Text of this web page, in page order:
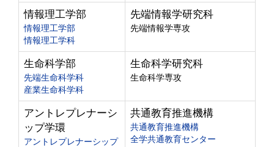
情報理工学部
情報理工学部
情報理工学科
先端情報学研究科
先端情報学専攻
生命科学部
先端生命科学科
産業生命科学科
生命科学研究科
生命科学専攻
アントレプレナーシ
ップ学環
アントレプレナーシップ
共通教育推進機構
共通教育推進機構
全学共通教育センター